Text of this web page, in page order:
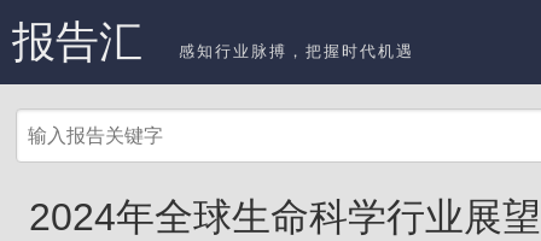
报告汇 感知行业脉搏，把握时代机遇
2024年全球生命科学行业展